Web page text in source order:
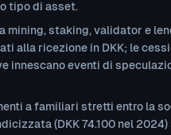
tipo di asset.
mining, staking, validator e
alla ricezione in DKK; le
innescano eventi di
a familiari stretti entro la
(DKK 74.100 nel 2024)